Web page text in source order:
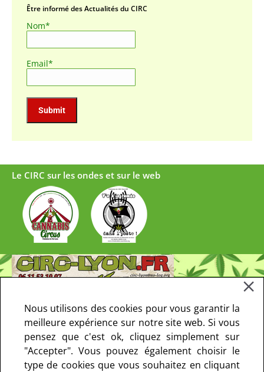
Être informé des Actualités du CIRC
Nom*
Email*
Le CIRC sur les ondes et sur le web
Nous utilisons des cookies pour vous garantir la
meilleure expérience sur notre site web. Si vous
pensez que c'est ok, cliquez simplement sur
"Accepter". Vous pouvez également choisir le
type de cookies que vous souhaitez en cliquant